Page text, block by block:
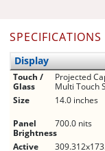
SPECIFICATIONS
Display
Touch /
Glass
Projected
Multi Touch
Size
14.0 inches
Panel
Brightness
700.0 nits
Active